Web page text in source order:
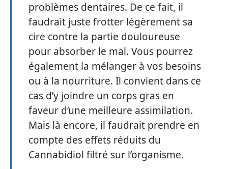
problèmes dentaires. De ce fait, il
faudrait juste frotter légèrement sa
cire contre la partie douloureuse
pour absorber le mal. Vous pourrez
également la mélanger à vos besoins
ou à la nourriture. Il convient dans ce
cas d’y joindre un corps gras en
faveur d’une meilleure assimilation.
Mais là encore, il faudrait prendre en
compte des effets réduits du
Cannabidiol filtré sur l’organisme.